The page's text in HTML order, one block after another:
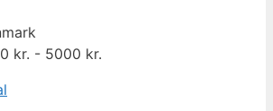
kr. - 5000 kr.